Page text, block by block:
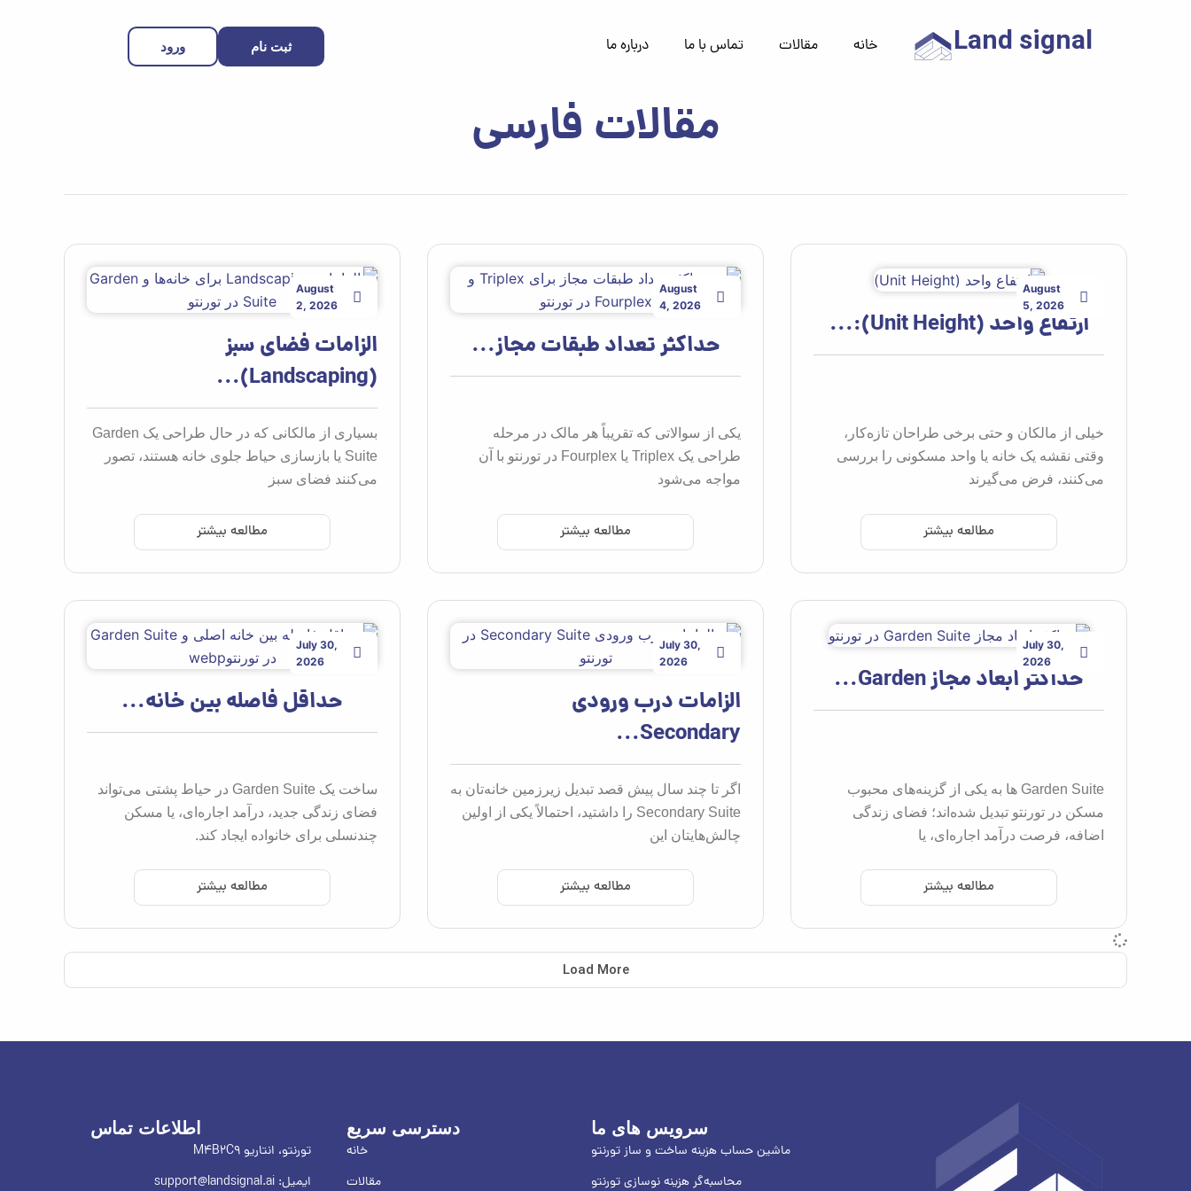
Land signal درباره ما تماس با ما مقالات خانه ثبت نام ورود
مقالات فارسی
August
5, 2026
ارتفاع واحد (Unit Height):...
خیلی از مالکان و حتی برخی طراحان تازه‌کار،
وقتی نقشه یک خانه یا واحد مسکونی را بررسی
می‌کنند، فرض می‌گیرند
مطالعه بیشتر
August
4, 2026
حداکثر تعداد طبقات مجاز...
یکی از سوالاتی که تقریباً هر مالک در مرحله
طراحی یک Triplex یا Fourplex در تورنتو با آن
مواجه می‌شود
مطالعه بیشتر
August
2, 2026
الزامات فضای سبز
(Landscaping)...
بسیاری از مالکانی که در حال طراحی یک Garden
Suite یا بازسازی حیاط جلوی خانه هستند، تصور
می‌کنند فضای سبز
مطالعه بیشتر
July 30,
2026
حداکثر ابعاد مجاز Garden...
Garden Suite ها به یکی از گزینه‌های محبوب
مسکن در تورنتو تبدیل شده‌اند؛ فضای زندگی
اضافه، فرصت درآمد اجاره‌ای، یا
مطالعه بیشتر
July 30,
2026
الزامات درب ورودی
Secondary...
اگر تا چند سال پیش قصد تبدیل زیرزمین خانه‌تان به
Secondary Suite را داشتید، احتمالاً یکی از اولین
چالش‌هایتان این
مطالعه بیشتر
July 30,
2026
حداقل فاصله بین خانه...
ساخت یک Garden Suite در حیاط پشتی می‌تواند
فضای زندگی جدید، درآمد اجاره‌ای، یا مسکن
چندنسلی برای خانواده ایجاد کند.
مطالعه بیشتر
Load More
سرویس های ما
ماشین حساب هزینه ساخت و ساز تورنتو
محاسبه‌گر هزینه نوسازی تورنتو
دسترسی سریع
خانه
مقالات
اطلاعات تماس
تورنتو، انتاریو M4B2C9
ایمیل: support@landsignal.ai